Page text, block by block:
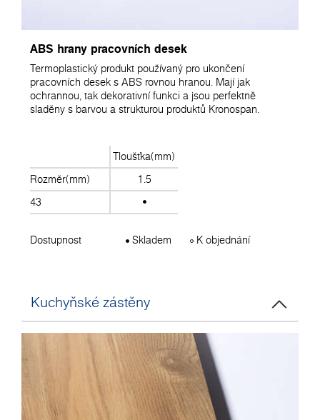
ABS hrany pracovních desek
Termoplastický produkt používaný pro ukončení
pracovních desek s ABS rovnou hranou. Mají jak
ochrannou, tak dekorativní funkci a jsou perfektně
sladěny s barvou a strukturou produktů Kronospan.
Tloušťka(mm)
Rozměr(mm)
1.5
43
Dostupnost Skladem K objednání
Kuchyňské zástěny